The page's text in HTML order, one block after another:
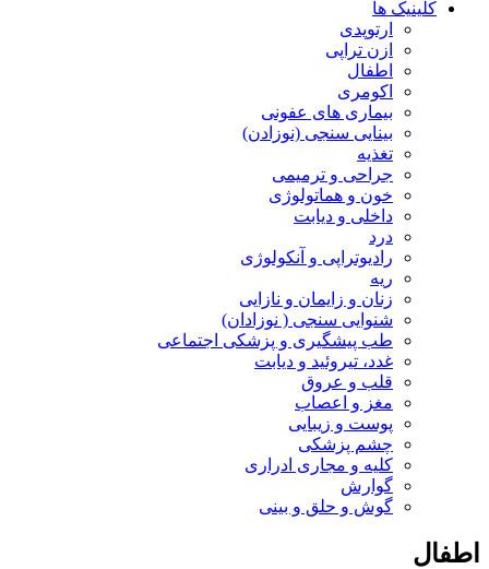
کلینیک ها
ارتوپدی
ازن تراپی
اطفال
اکومری
بیماری های عفونی
بینایی سنجی (نوزادن)
تغذیه
جراحی و ترمیمی
خون و هماتولوژی
داخلی و دیابت
درد
رادیوتراپی و آنکولوژی
ریه
زنان و زایمان و نازایی
شنوایی سنجی ( نوزادان)
طب پیشگیری و پزشکی اجتماعی
غدد، تیروئید و دیابت
قلب و عروق
مغز و اعصاب
پوست و زیبایی
چشم پزشکی
کلیه و مجاری ادراری
گوارش
گوش و حلق و بینی
اطفال